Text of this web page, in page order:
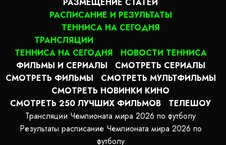
РАСПИСАНИЕ И РЕЗУЛЬТАТЫ
ТЕННИСА НА СЕГОДНЯ
ТРАНСЛЯЦИИ
ТЕННИСА НА СЕГОДНЯ
НОВОСТИ ТЕННИСА
ФИЛЬМЫ И СЕРИАЛЫ
СМОТРЕТЬ СЕРИАЛЫ
СМОТРЕТЬ ФИЛЬМЫ
СМОТРЕТЬ МУЛЬТФИЛЬМЫ
СМОТРЕТЬ НОВИНКИ КИНО
СМОТРЕТЬ 250 ЛУЧШИХ ФИЛЬМОВ
ТЕЛЕШОУ
Трансляции Чемпионата мира 2026 по футболу
Результаты расписание Чемпионата мира 2026 по
футболу